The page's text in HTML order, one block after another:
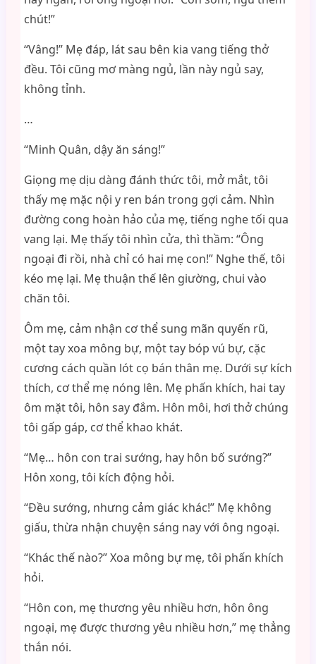
chút!”
“Vâng!” Mẹ đáp, lát sau bên kia vang tiếng thở
đều. Tôi cũng mơ màng ngủ, lần này ngủ say,
không tỉnh.
…
“Minh Quân, dậy ăn sáng!”
Giọng mẹ dịu dàng đánh thức tôi, mở mắt, tôi
thấy mẹ mặc nội y ren bán trong gợi cảm. Nhìn
đường cong hoàn hảo của mẹ, tiếng nghe tối qua
vang lại. Mẹ thấy tôi nhìn cửa, thì thầm: “Ông
ngoại đi rồi, nhà chỉ có hai mẹ con!” Nghe thế, tôi
kéo mẹ lại. Mẹ thuận thế lên giường, chui vào
chăn tôi.
Ôm mẹ, cảm nhận cơ thể sung mãn quyến rũ,
một tay xoa mông bự, một tay bóp vú bự, cặc
cương cách quần lót cọ bán thân mẹ. Dưới sự kích
thích, cơ thể mẹ nóng lên. Mẹ phấn khích, hai tay
ôm mặt tôi, hôn say đắm. Hôn môi, hơi thở chúng
tôi gấp gáp, cơ thể khao khát.
“Mẹ… hôn con trai sướng, hay hôn bố sướng?”
Hôn xong, tôi kích động hỏi.
“Đều sướng, nhưng cảm giác khác!” Mẹ không
giấu, thừa nhận chuyện sáng nay với ông ngoại.
“Khác thế nào?” Xoa mông bự mẹ, tôi phấn khích
hỏi.
“Hôn con, mẹ thương yêu nhiều hơn, hôn ông
ngoại, mẹ được thương yêu nhiều hơn,” mẹ thẳng
thắn nói.